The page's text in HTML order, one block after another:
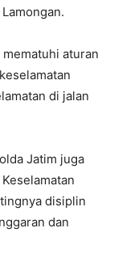
aturan
di jalan
Jatim juga
disiplin
dan